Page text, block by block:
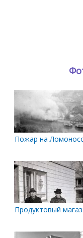
Пожар на
Продуктовый